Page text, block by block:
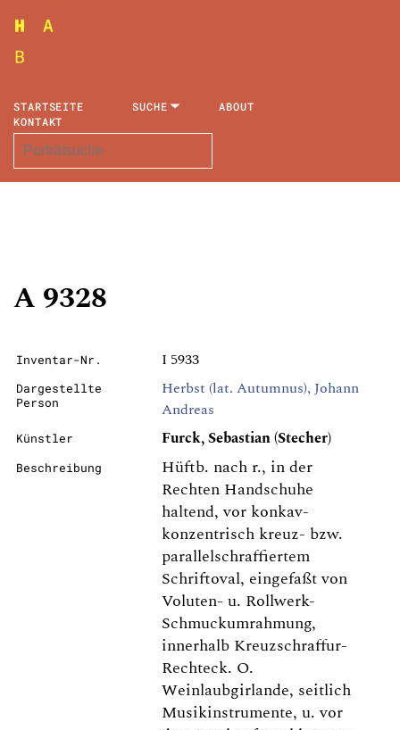
STARTSEITE SUCHE
ABOUT
KONTAKT
A 9328
Inventar-Nr. I 5933
Dargestellte
Person
Herbst (lat. Autumnus), Johann
Andreas
Künstler Furck, Sebastian (Stecher)
Beschreibung
Hüftb. nach r., in der
Rechten Handschuhe
haltend, vor konkav-
konzentrisch kreuz- bzw.
parallelschraffiertem
Schriftoval, eingefaßt von
Voluten- u. Rollwerk-
Schmuckumrahmung,
innerhalb Kreuzschraffur-
Rechteck. O.
Weinlaubgirlande, seitlich
Musikinstrumente, u. vor